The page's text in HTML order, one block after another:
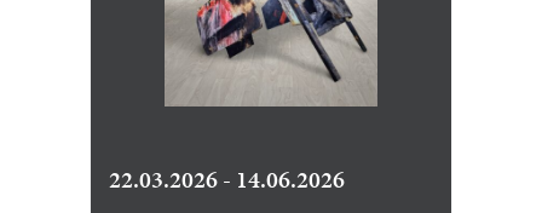
22.03.2026 - 14.06.2026